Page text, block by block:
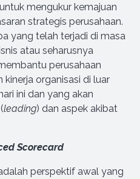
mengukur kemajuan
strategis perusahaan.
yang telah terjadi di masa
atau seharusnya
perusahaan
organisasi di luar
ini dan yang akan
leading) dan aspek akibat
Scorecard
perspektif awal yang